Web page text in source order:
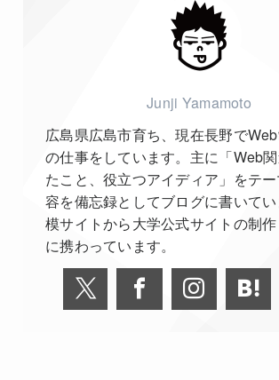
Junji Yamamoto
広島県広島市育ち、現在長野で
の仕事をしています。主に「Web
たこと、役立つアイディア」をテ
容を備忘録としてブログに書いて
模サイトから大学公式サイトの制
に携わっています。